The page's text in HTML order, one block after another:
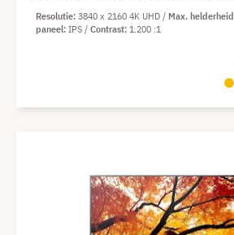
Resolutie 3840 x 2160 4K UHD Max. helderheid
paneel IPS Contrast 1.200 :1